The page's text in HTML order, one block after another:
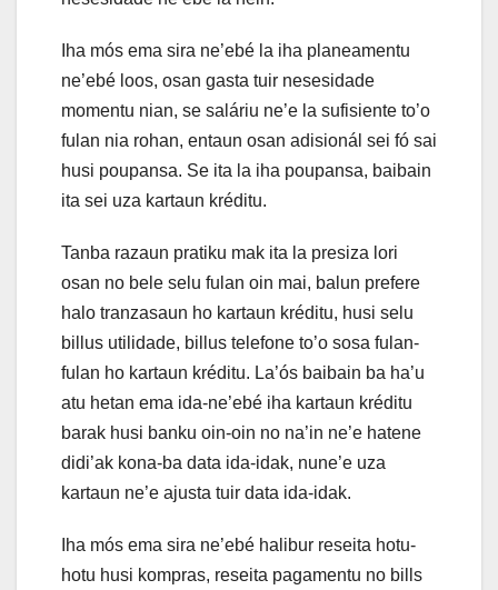
Iha mós ema sira ne’ebé la iha planeamentu
ne’ebé loos, osan gasta tuir nesesidade
momentu nian, se saláriu ne’e la sufisiente to’o
fulan nia rohan, entaun osan adisionál sei fó sai
husi poupansa. Se ita la iha poupansa, baibain
ita sei uza kartaun kréditu.
Tanba razaun pratiku mak ita la presiza lori
osan no bele selu fulan oin mai, balun prefere
halo tranzasaun ho kartaun kréditu, husi selu
billus utilidade, billus telefone to’o sosa fulan-
fulan ho kartaun kréditu. La’ós baibain ba ha’u
atu hetan ema ida-ne’ebé iha kartaun kréditu
barak husi banku oin-oin no na’in ne’e hatene
didi’ak kona-ba data ida-idak, nune’e uza
kartaun ne’e ajusta tuir data ida-idak.
Iha mós ema sira ne’ebé halibur reseita hotu-
hotu husi kompras, reseita pagamentu no bills